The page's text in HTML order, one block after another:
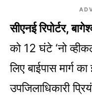
सीएनई रिपोर्टर,
को 12 घंटे ‘नो
लिए बाईपास मार्ग
उपजिलाधिकारी